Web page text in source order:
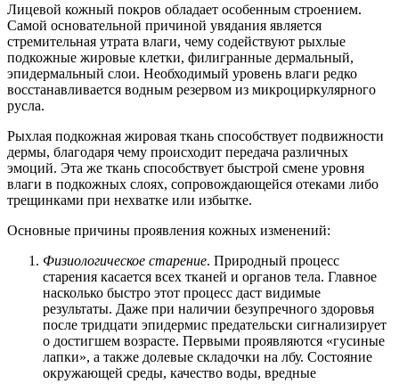
Лицевой кожный покров обладает особенным строением.
Самой основательной причиной увядания является
стремительная утрата влаги, чему содействуют рыхлые
подкожные жировые клетки, филигранные дермальный,
эпидермальный слои. Необходимый уровень влаги редко
восстанавливается водным резервом из микроциркулярного
русла.
Рыхлая подкожная жировая ткань способствует подвижности
дермы, благодаря чему происходит передача различных
эмоций. Эта же ткань способствует быстрой смене уровня
влаги в подкожных слоях, сопровождающейся отеками либо
трещинками при нехватке или избытке.
Основные причины проявления кожных изменений:
Физиологическое старение. Природный процесс
старения касается всех тканей и органов тела. Главное
насколько быстро этот процесс даст видимые
результаты. Даже при наличии безупречного здоровья
после тридцати эпидермис предательски сигнализирует
о достигшем возрасте. Первыми проявляются «гусиные
лапки», а также долевые складочки на лбу. Состояние
окружающей среды, качество воды, вредные